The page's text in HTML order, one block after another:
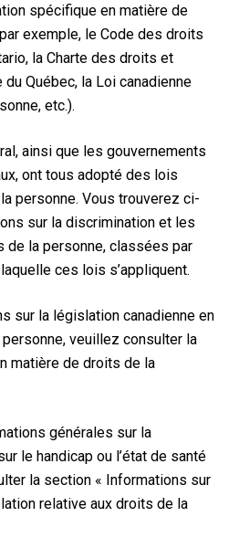
spécifique en matière de
exemple, le Code des droits
la Charte des droits et
Québec, la Loi canadienne
etc.).
ainsi que les gouvernements
ont tous adopté des lois
personne. Vous trouverez ci-
sur la discrimination et les
de la personne, classées par
ces lois s’appliquent.
sur la législation canadienne en
veuillez consulter la
matière de droits de la
générales sur la
le handicap ou l’état de santé
la section « Informations sur
relative aux droits de la